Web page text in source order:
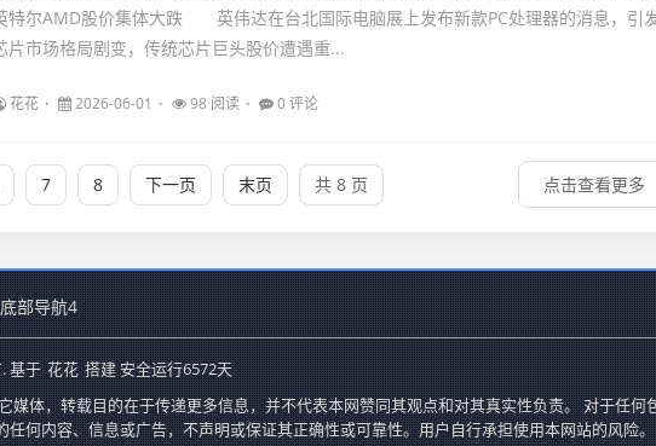
特尔AMD股价集体大跌 英伟达在台北国际电脑展上发布新款PC处理器的消息，引
片市场格局剧变，传统芯片巨头股价遭遇重...
花花 2026-06-01 98 阅读 0 评论
7 8 下一页 末页 共 8 页 点击查看更多
底部导航4
基于 花花 搭建 安全运行6572天
媒体，转载目的在于传递更多信息，并不代表本网赞同其观点和对其真实性负责。 对于任何
何内容、信息或广告，不声明或保证其正确性或可靠性。用户自行承担使用本网站的风险